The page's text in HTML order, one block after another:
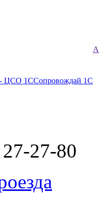
- ЦСО 1ССопровождай 1С
27-80